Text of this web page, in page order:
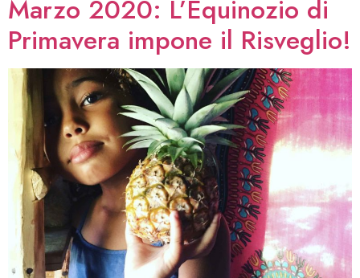
Marzo 2020: L’Equinozio di
Primavera impone il Risveglio!